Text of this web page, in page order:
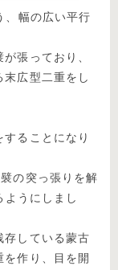
、幅の広い平行
張っており、
末広型二重をし
ることになり
の突っ張りを解
ようにしまし
存している蒙古
作り、目を開